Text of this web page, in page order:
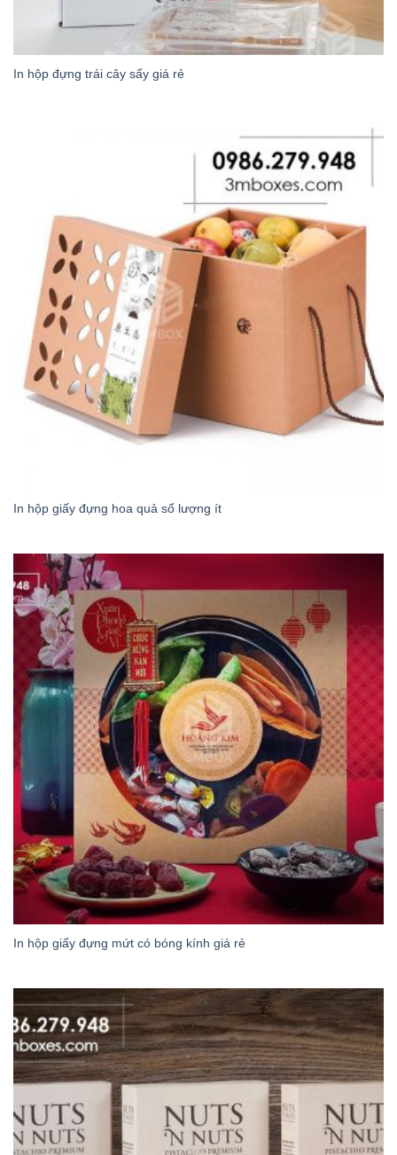
In hộp đựng trái cây sấy giá rẻ
In hộp giấy đựng hoa quả số lượng ít
In hộp giấy đựng mứt có bóng kính giá rẻ